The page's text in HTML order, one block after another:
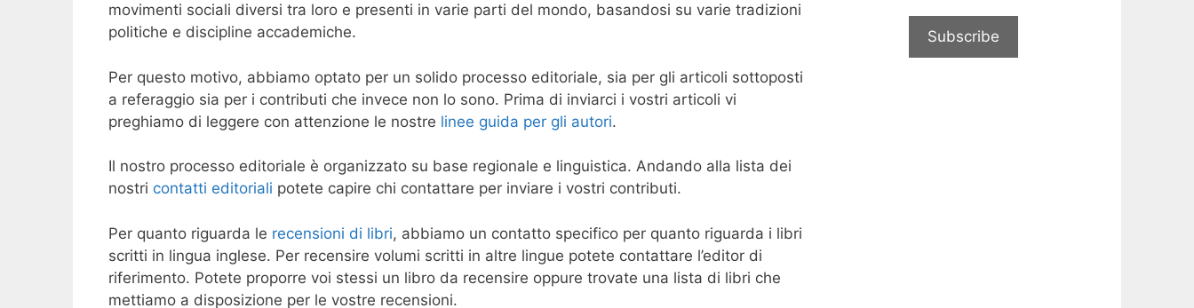
movimenti sociali diversi tra loro e presenti in varie parti del mondo, basandosi su varie tradizioni
politiche e discipline accademiche.
Per questo motivo, abbiamo optato per un solido processo editoriale, sia per gli articoli sottoposti
a referaggio sia per i contributi che invece non lo sono. Prima di inviarci i vostri articoli vi
preghiamo di leggere con attenzione le nostre linee guida per gli autori.
Il nostro processo editoriale è organizzato su base regionale e linguistica. Andando alla lista dei
nostri contatti editoriali potete capire chi contattare per inviare i vostri contributi.
Per quanto riguarda le recensioni di libri, abbiamo un contatto specifico per quanto riguarda i libri
scritti in lingua inglese. Per recensire volumi scritti in altre lingue potete contattare l’editor di
riferimento. Potete proporre voi stessi un libro da recensire oppure trovate una lista di libri che
mettiamo a disposizione per le vostre recensioni.